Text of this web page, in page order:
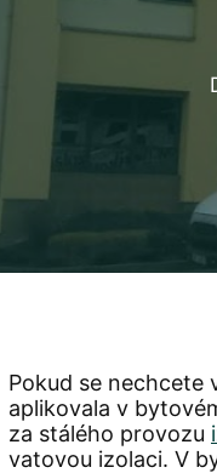
Pokud se nechcete
aplikovala v
za stálého provozu
vatovou izolaci. V